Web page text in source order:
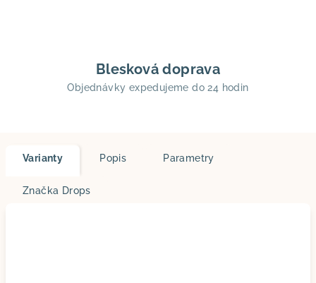
Blesková doprava
Objednávky expedujeme do 24 hodin
Varianty Popis Parametry
Značka Drops